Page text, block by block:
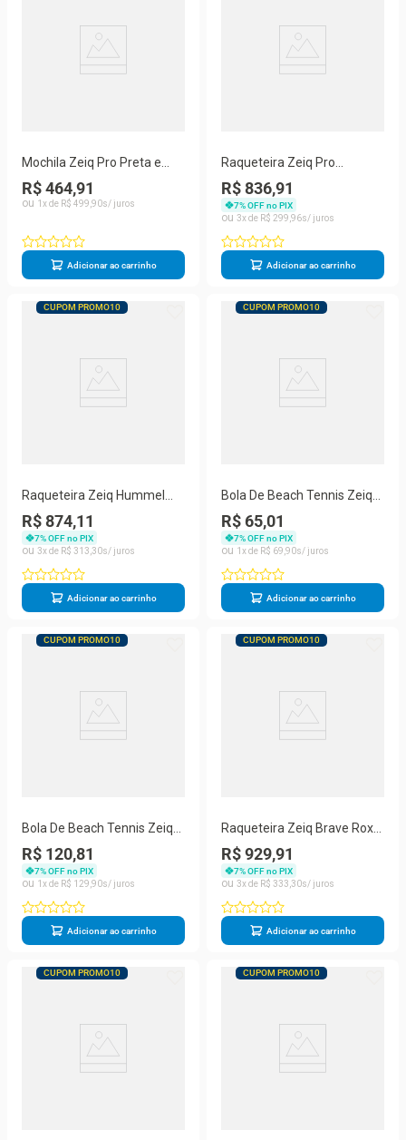
Mochila Zeiq Pro Preta e
Dourada
R$ 464,91
1 R$ 499 90
Adicionar ao carrinho
Raqueteira Zeiq Pro
Marinho e Dourada
R$ 836,91
7% OFF no PIX
3
R$ 299 96
Adicionar ao carrinho
CUPOM PROMO10
Raqueteira Zeiq Hummel
Off White e Dourada
R$ 874,11
7% OFF no PIX
3
R$ 313 30
Adicionar ao carrinho
CUPOM PROMO10
Bola De Beach Tennis Zeiq
Pack Com 03 Bolas
R$ 65,01
7% OFF no PIX
1
R$ 69 90
Adicionar ao carrinho
CUPOM PROMO10
Bola De Beach Tennis Zeiq
Pack Com 06 Bolas
R$ 120,81
7% OFF no PIX
1
R$ 129 90
Adicionar ao carrinho
CUPOM PROMO10
Raqueteira Zeiq Brave Roxa
e Verde
R$ 929,91
7% OFF no PIX
3
R$ 333 30
Adicionar ao carrinho
CUPOM PROMO10 CUPOM PROMO10